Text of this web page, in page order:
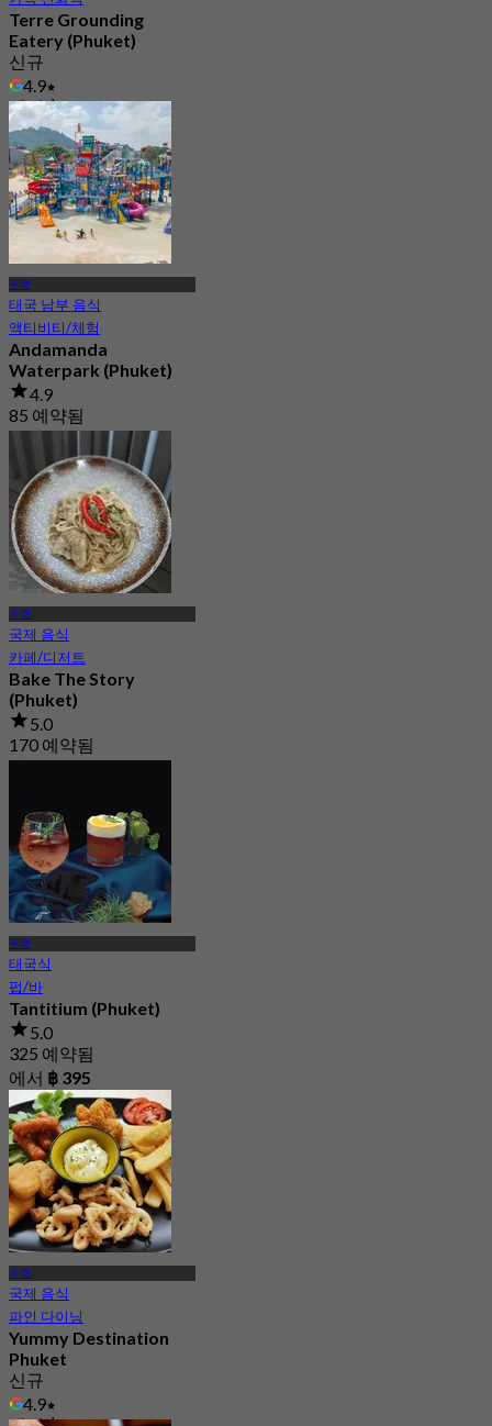
Terre Grounding
Eatery (Phuket)
신규
4.9
에서฿ 460
푸켓
태국 남부 음식
액티비티/체험
Andamanda
Waterpark (Phuket)
4.9
85 예약됨
푸켓
국제 음식
카페/디저트
Bake The Story
(Phuket)
5.0
170 예약됨
푸켓
태국식
펍/바
Tantitium (Phuket)
5.0
325 예약됨
에서 ฿ 395
푸켓
국제 음식
파인 다이닝
Yummy Destination
Phuket
신규
4.9